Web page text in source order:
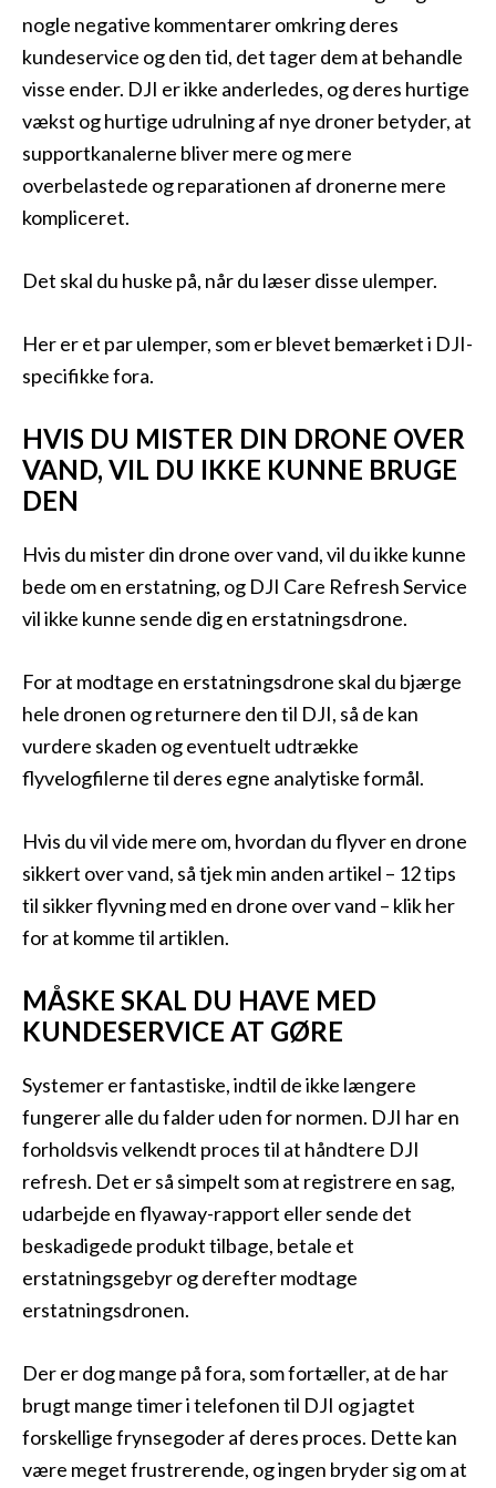
nogle negative kommentarer omkring deres
kundeservice og den tid, det tager dem at behandle
visse ender. DJI er ikke anderledes, og deres hurtige
vækst og hurtige udrulning af nye droner betyder, at
supportkanalerne bliver mere og mere
overbelastede og reparationen af dronerne mere
kompliceret.
Det skal du huske på, når du læser disse ulemper.
Her er et par ulemper, som er blevet bemærket i DJI-
specifikke fora.
HVIS DU MISTER DIN DRONE OVER
VAND, VIL DU IKKE KUNNE BRUGE
DEN
Hvis du mister din drone over vand, vil du ikke kunne
bede om en erstatning, og DJI Care Refresh Service
vil ikke kunne sende dig en erstatningsdrone.
For at modtage en erstatningsdrone skal du bjærge
hele dronen og returnere den til DJI, så de kan
vurdere skaden og eventuelt udtrække
flyvelogfilerne til deres egne analytiske formål.
Hvis du vil vide mere om, hvordan du flyver en drone
sikkert over vand, så tjek min anden artikel – 12 tips
til sikker flyvning med en drone over vand – klik her
for at komme til artiklen.
MÅSKE SKAL DU HAVE MED
KUNDESERVICE AT GØRE
Systemer er fantastiske, indtil de ikke længere
fungerer alle du falder uden for normen. DJI har en
forholdsvis velkendt proces til at håndtere DJI
refresh. Det er så simpelt som at registrere en sag,
udarbejde en flyaway-rapport eller sende det
beskadigede produkt tilbage, betale et
erstatningsgebyr og derefter modtage
erstatningsdronen.
Der er dog mange på fora, som fortæller, at de har
brugt mange timer i telefonen til DJI og jagtet
forskellige frynsegoder af deres proces. Dette kan
være meget frustrerende, og ingen bryder sig om at